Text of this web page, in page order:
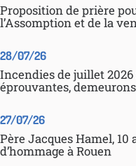
Proposition de prière
l’Assomption et de la
28/07/26
Incendies de juillet
éprouvantes,
27/07/26
Père Jacques Hamel, 10
d’hommage à Rouen